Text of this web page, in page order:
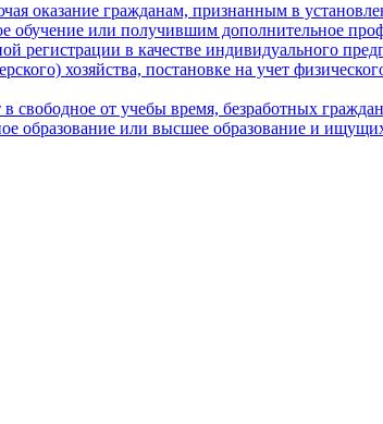
оказание гражданам, признанным в
или получившим дополнительное
в качестве индивидуального
хозяйства, постановке на учет
свободное от учебы время, безработных
образование или высшее образование и